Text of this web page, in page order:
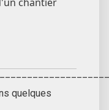
quelques